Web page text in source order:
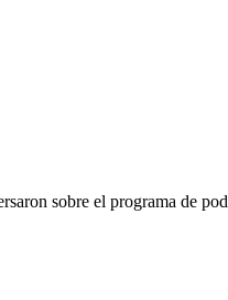
sobre el programa de